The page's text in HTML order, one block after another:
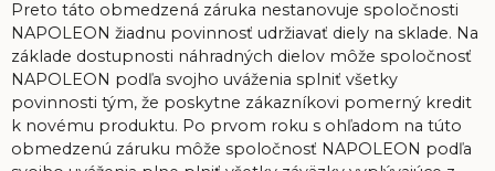
Preto táto obmedzená záruka nestanovuje spoločnosti
NAPOLEON žiadnu povinnosť udržiavať diely na sklade. Na
základe dostupnosti náhradných dielov môže spoločnosť
NAPOLEON podľa svojho uváženia splniť všetky
povinnosti tým, že poskytne zákazníkovi pomerný kredit
k novému produktu. Po prvom roku s ohľadom na túto
obmedzenú záruku môže spoločnosť NAPOLEON podľa